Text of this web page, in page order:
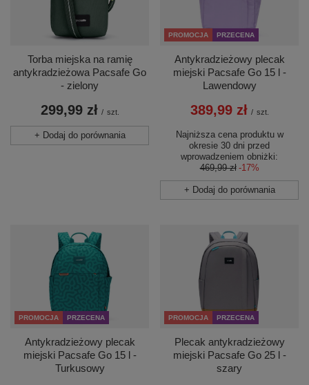
Torba miejska na ramię
antykradzieżowa Pacsafe Go
- zielony
299,99 zł / szt.
+ Dodaj do porównania
PROMOCJA PRZECENA
Antykradzieżowy plecak
miejski Pacsafe Go 15 l -
Lawendowy
389,99 zł / szt.
Najniższa cena produktu w
okresie 30 dni przed
wprowadzeniem obniżki:
469,99 zł -17%
+ Dodaj do porównania
PROMOCJA PRZECENA
Antykradzieżowy plecak
miejski Pacsafe Go 15 l -
Turkusowy
PROMOCJA PRZECENA
Plecak antykradzieżowy
miejski Pacsafe Go 25 l -
szary